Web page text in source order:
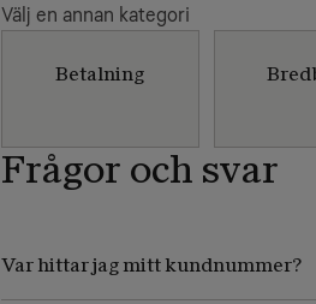
Välj en annan kategori
Betalning
Frågor och svar
Var hittar jag mitt kundnummer?